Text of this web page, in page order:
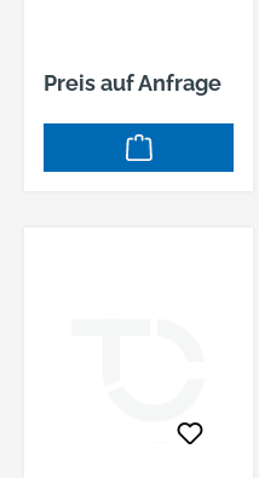
Preis auf Anfrage